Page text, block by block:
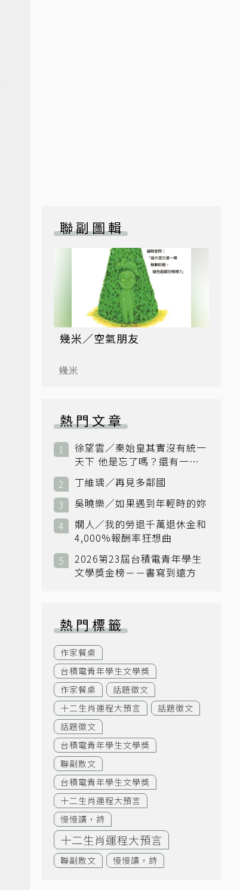
聯副圖輯
幾米／空氣朋友
幾米
熱門文章
徐望雲／秦始皇其實沒有統一
天下 他是忘了嗎？還有一個
小國：衛國
丁維瑀／再見多鄰國
吳曉樂／如果遇到年輕時的妳
嫺人／我的勞退千萬退休金和
4,000%報酬率狂想曲
2026第23屆台積電青年學生
文學獎金榜－－書寫到遠方
熱門標籤
作家餐桌
台積電青年學生文學獎
作家餐桌
話題徵文
十二生肖運程大預言
話題徵文
話題徵文
台積電青年學生文學獎
聯副散文
台積電青年學生文學獎
十二生肖運程大預言
慢慢讀，詩
十二生肖運程大預言
聯副散文 慢慢讀，詩